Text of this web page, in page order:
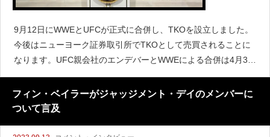
9月12日にWWEとUFCが正式に合併し、TKOを設立しました。
今後はニューヨーク証券取引所でTKOとして売買されることに
なります。UFC親会社のエンデバーとWWEによる合併は4月3日
に発表されました。WWEのニック・カーンは『ESPN』のイン
タビューで、今後ロンダ・ラウジー
フィン・ベイラーがジャッジメント・デイのメンバーに
ついて言及